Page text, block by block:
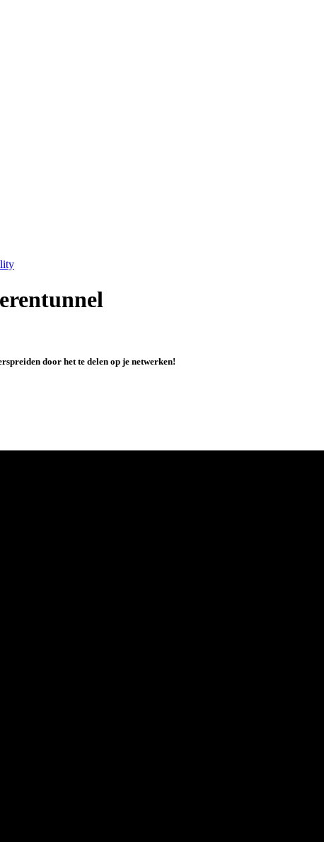
door het te delen op je netwerken!